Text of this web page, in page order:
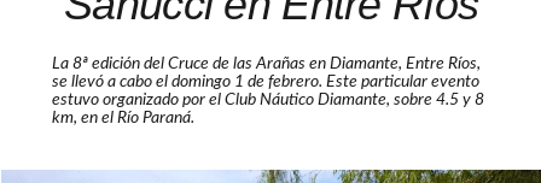
La 8ª edición del Cruce de las Arañas en Diamante, Entre Ríos,
se llevó a cabo el domingo 1 de febrero. Este particular evento
estuvo organizado por el Club Náutico Diamante, sobre 4.5 y 8
km, en el Río Paraná.